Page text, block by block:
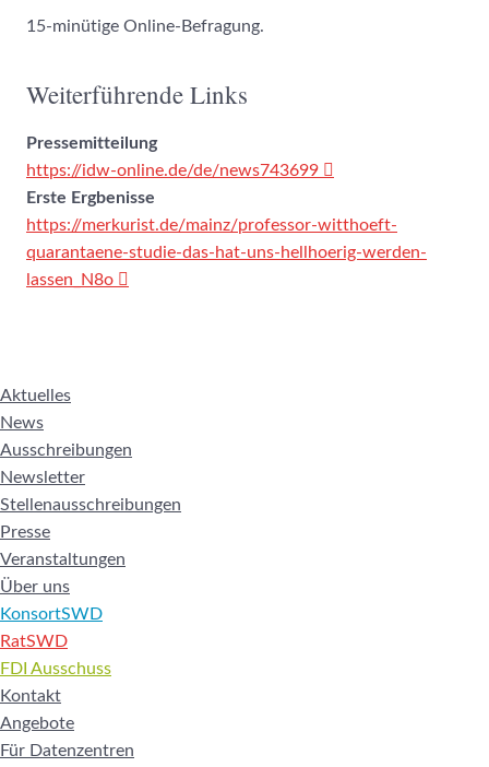
15-minütige Online-Befragung.
Weiterführende Links
Pressemitteilung
https://idw-online.de/de/news743699
Erste Ergbenisse
https://merkurist.de/mainz/professor-witthoeft-
quarantaene-studie-das-hat-uns-hellhoerig-werden-
lassen_N8o
Aktuelles
News
Ausschreibungen
Newsletter
Stellenausschreibungen
Presse
Veranstaltungen
Über uns
KonsortSWD
RatSWD
FDI Ausschuss
Kontakt
Angebote
Für Datenzentren